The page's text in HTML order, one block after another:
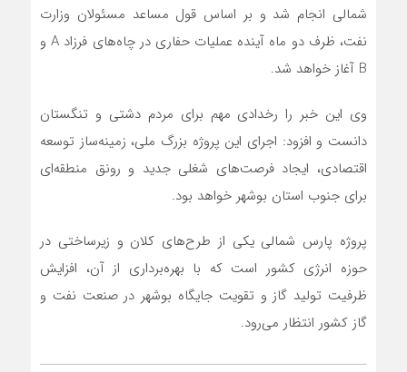
شمالی انجام شد و بر اساس قول مساعد مسئولان وزارت
نفت، ظرف دو ماه آینده عملیات حفاری در چاه‌های فرزاد A و
B آغاز خواهد شد.
وی این خبر را رخدادی مهم برای مردم دشتی و تنگستان
دانست و افزود: اجرای این پروژه بزرگ ملی، زمینه‌ساز توسعه
اقتصادی، ایجاد فرصت‌های شغلی جدید و رونق منطقه‌ای
برای جنوب استان بوشهر خواهد بود.
پروژه پارس شمالی یکی از طرح‌های کلان و زیرساختی در
حوزه انرژی کشور است که با بهره‌برداری از آن، افزایش
ظرفیت تولید گاز و تقویت جایگاه بوشهر در صنعت نفت و
گاز کشور انتظار می‌رود.